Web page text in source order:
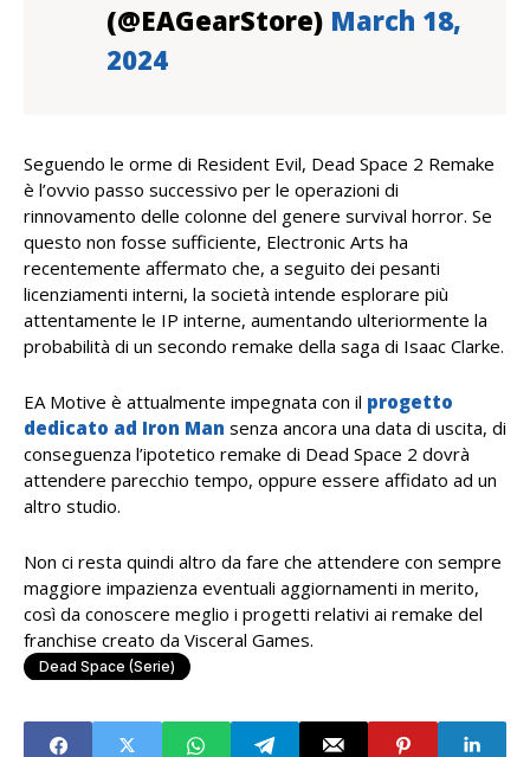
(@EAGearStore) March 18,
2024
Seguendo le orme di Resident Evil, Dead Space 2 Remake
è l’ovvio passo successivo per le operazioni di
rinnovamento delle colonne del genere survival horror. Se
questo non fosse sufficiente, Electronic Arts ha
recentemente affermato che, a seguito dei pesanti
licenziamenti interni, la società intende esplorare più
attentamente le IP interne, aumentando ulteriormente la
probabilità di un secondo remake della saga di Isaac Clarke.
EA Motive è attualmente impegnata con il progetto
dedicato ad Iron Man senza ancora una data di uscita, di
conseguenza l’ipotetico remake di Dead Space 2 dovrà
attendere parecchio tempo, oppure essere affidato ad un
altro studio.
Non ci resta quindi altro da fare che attendere con sempre
maggiore impazienza eventuali aggiornamenti in merito,
così da conoscere meglio i progetti relativi ai remake del
franchise creato da Visceral Games.
Dead Space (serie)